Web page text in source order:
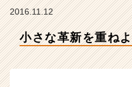
ィ
の
2016.11.12
小さな革新を重ねよ